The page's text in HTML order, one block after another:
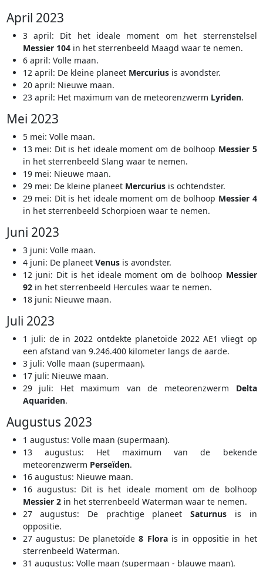
April 2023
3 april: Dit het ideale moment om het sterrenstelsel
Messier 104in het sterrenbeeld Maagd waar te nemen.
6 april: Volle maan.
12 april: De kleine planeet Mercuriusis avondster.
20 april: Nieuwe maan.
23 april: Het maximum van de meteorenzwerm Lyriden.
Mei 2023
5 mei: Volle maan.
13 mei: Dit is het ideale moment om de bolhoop Messier 5
in het sterrenbeeld Slang waar te nemen.
19 mei: Nieuwe maan.
29 mei: De kleine planeet Mercuriusis ochtendster.
29 mei: Dit is het ideale moment om de bolhoop Messier 4
in het sterrenbeeld Schorpioen waar te nemen.
Juni 2023
3 juni: Volle maan.
4 juni: De planeet Venusis avondster.
12 juni: Dit is het ideale moment om de bolhoop Messier
92in het sterrenbeeld Hercules waar te nemen.
18 juni: Nieuwe maan.
Juli 2023
1 juli: de in 2022 ontdekte planetoïde 2022 AE1 vliegt op
een afstand van 9.246.400 kilometer langs de aarde.
3 juli: Volle maan (supermaan).
17 juli: Nieuwe maan.
29 juli: Het maximum van de meteorenzwerm Delta
Aquariden.
Augustus 2023
1 augustus: Volle maan (supermaan).
13 augustus: Het maximum van de bekende
meteorenzwerm Perseïden.
16 augustus: Nieuwe maan.
16 augustus: Dit is het ideale moment om de bolhoop
Messier 2in het sterrenbeeld Waterman waar te nemen.
27 augustus: De prachtige planeetSaturnus is in
oppositie.
27 augustus: De planetoïde8 Florais in oppositie in het
sterrenbeeld Waterman.
31 augustus: Volle maan (supermaan - blauwe maan).